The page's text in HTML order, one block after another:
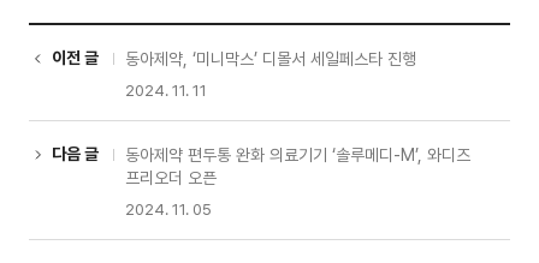
이전 글 동아제약, ‘미니막스’ 디몰서 세일페스타 진행
2024. 11. 11
다음 글
동아제약 편두통 완화 의료기기 ‘솔루메디-M’, 와디즈
프리오더 오픈
2024. 11. 05